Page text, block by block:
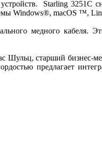
Starling 3251C
Windows®, macOS ™,
медного кабеля.
Шульц, старший бизнес-
предлагает